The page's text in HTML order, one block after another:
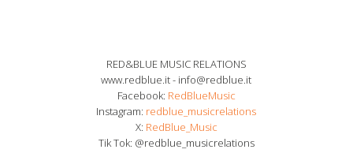
RED&BLUE MUSIC RELATIONS
www.redblue.it - info@redblue.it
Facebook: RedBlueMusic
Instagram: redblue_musicrelations
X: RedBlue_Music
Tik Tok: @redblue_musicrelations